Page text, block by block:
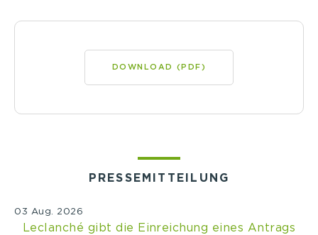
DOWNLOAD (PDF)
PRESSEMITTEILUNG
03 Aug. 2026
Leclanché gibt die Einreichung eines Antrags